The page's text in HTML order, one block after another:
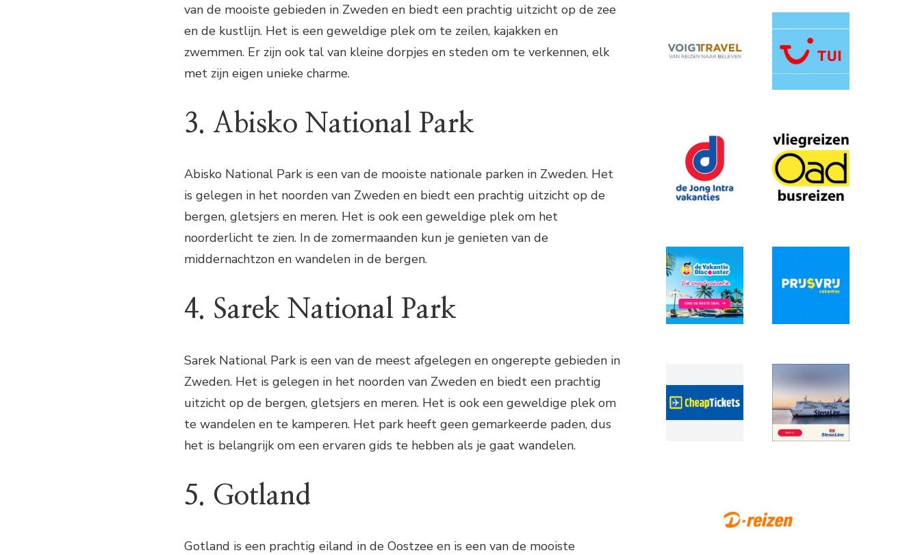
van de mooiste gebieden in Zweden en biedt een prachtig uitzicht op de zee
en de kustlijn. Het is een geweldige plek om te zeilen, kajakken en
zwemmen. Er zijn ook tal van kleine dorpjes en steden om te verkennen, elk
met zijn eigen unieke charme.
3. Abisko National Park
Abisko National Park is een van de mooiste nationale parken in Zweden. Het
is gelegen in het noorden van Zweden en biedt een prachtig uitzicht op de
bergen, gletsjers en meren. Het is ook een geweldige plek om het
noorderlicht te zien. In de zomermaanden kun je genieten van de
middernachtzon en wandelen in de bergen.
4. Sarek National Park
Sarek National Park is een van de meest afgelegen en ongerepte gebieden in
Zweden. Het is gelegen in het noorden van Zweden en biedt een prachtig
uitzicht op de bergen, gletsjers en meren. Het is ook een geweldige plek om
te wandelen en te kamperen. Het park heeft geen gemarkeerde paden, dus
het is belangrijk om een ervaren gids te hebben als je gaat wandelen.
5. Gotland
Gotland is een prachtig eiland in de Oostzee en is een van de mooiste